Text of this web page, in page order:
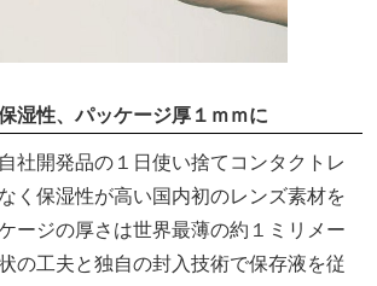
湿性、パッケージ厚１ｍｍに
社開発品の１日使い捨てコンタクトレ
く保湿性が高い国内初のレンズ素材を
ージの厚さは世界最薄の約１ミリメー
の工夫と独自の封入技術で保存液を従